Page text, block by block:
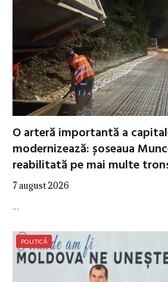
O arteră importantă a
modernizează: șoseaua
reabilitată pe mai multe
7 august 2026
…
POLITICĂ